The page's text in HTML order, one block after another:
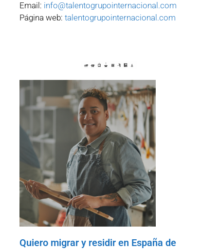
Email: info@talentogrupointernacional.com
Página web: talentogrupointernacional.com
Quiero migrar y residir en España de